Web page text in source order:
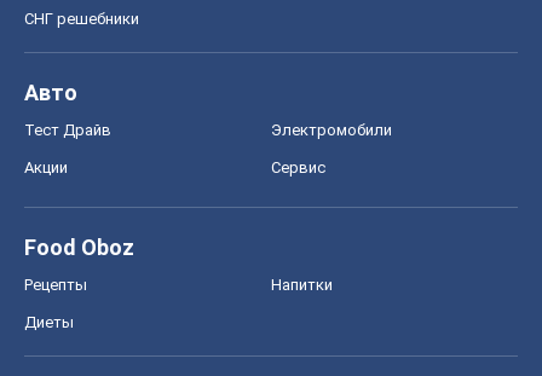
СНГ решебники
Авто
Тест Драйв Электромобили
Акции Сервис
Food Oboz
Рецепты Напитки
Диеты